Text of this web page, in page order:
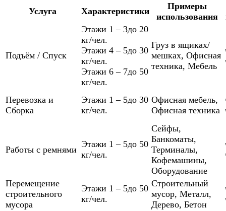
Услуга Характеристики
Примеры
использования
Подъём / Спуск
Этажи 1 – 3до 20
кг/чел.
Этажи 4 – 5до 30
кг/чел.
Этажи 6 – 7до 50
кг/чел.
Груз в ящиках/
мешках, Офисная
техника, Мебель
Перевозка и
Сборка
Этажи 1 – 5до 30
кг/чел.
Офисная мебель,
Офисная техника
Работы с ремнями
Этажи 1 – 5до 50
кг/чел.
Сейфы,
Банкоматы,
Терминалы,
Кофемашины,
Оборудование
Перемещение
строительного
мусора
Этажи 1 – 5до 50
кг/чел.
Строительный
мусор, Металл,
Дерево, Бетон